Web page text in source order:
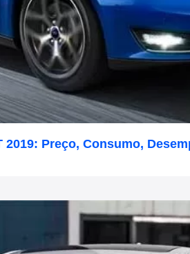
2019: Preço, Consumo,